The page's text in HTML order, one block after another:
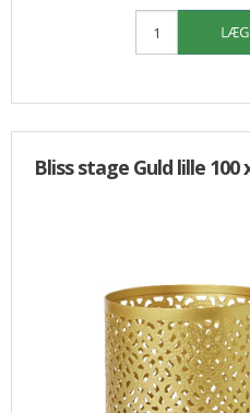
Bliss stage Guld lille 100